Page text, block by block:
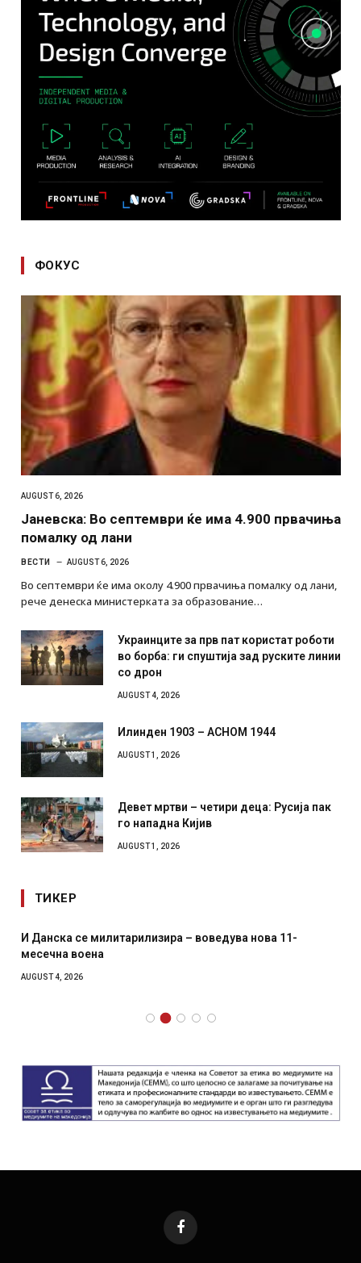
ФОКУС
AUGUST 6, 2026
Јаневска: Во септември ќе има 4.900 првачиња
помалку од лани
ВЕСТИ AUGUST 6, 2026
Во септември ќе има околу 4.900 првачиња помалку од лани,
рече денеска министерката за образование…
Украинците за прв пат користат роботи
во борба: ги спуштија зад руските линии
со дрон
AUGUST 4, 2026
Илинден 1903 – АСНОМ 1944
AUGUST 1, 2026
Девет мртви – четири деца: Русија пак
го нападна Кијив
AUGUST 1, 2026
ТИКЕР
И Данска се милитарилизира – воведува нова 11-
месечна воена
AUGUST 4, 2026
Facebook